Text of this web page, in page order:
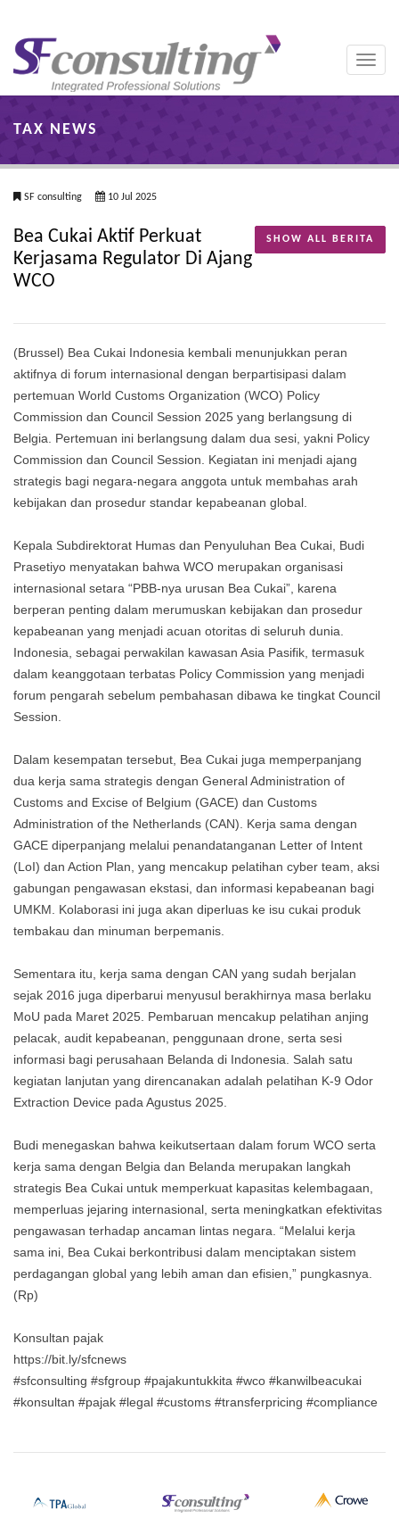
Toggle
TAX NEWS
SF consulting 10 Jul 2025
SHOW ALL BERITA
Bea Cukai Aktif Perkuat
Kerjasama Regulator Di Ajang
WCO
(Brussel) Bea Cukai Indonesia kembali menunjukkan peran
aktifnya di forum internasional dengan berpartisipasi dalam
pertemuan World Customs Organization (WCO) Policy
Commission dan Council Session 2025 yang berlangsung di
Belgia. Pertemuan ini berlangsung dalam dua sesi, yakni Policy
Commission dan Council Session. Kegiatan ini menjadi ajang
strategis bagi negara-negara anggota untuk membahas arah
kebijakan dan prosedur standar kepabeanan global.
Kepala Subdirektorat Humas dan Penyuluhan Bea Cukai, Budi
Prasetiyo menyatakan bahwa WCO merupakan organisasi
internasional setara “PBB-nya urusan Bea Cukai”, karena
berperan penting dalam merumuskan kebijakan dan prosedur
kepabeanan yang menjadi acuan otoritas di seluruh dunia.
Indonesia, sebagai perwakilan kawasan Asia Pasifik, termasuk
dalam keanggotaan terbatas Policy Commission yang menjadi
forum pengarah sebelum pembahasan dibawa ke tingkat Council
Session.
Dalam kesempatan tersebut, Bea Cukai juga memperpanjang
dua kerja sama strategis dengan General Administration of
Customs and Excise of Belgium (GACE) dan Customs
Administration of the Netherlands (CAN). Kerja sama dengan
GACE diperpanjang melalui penandatanganan Letter of Intent
(LoI) dan Action Plan, yang mencakup pelatihan cyber team, aksi
gabungan pengawasan ekstasi, dan informasi kepabeanan bagi
UMKM. Kolaborasi ini juga akan diperluas ke isu cukai produk
tembakau dan minuman berpemanis.
Sementara itu, kerja sama dengan CAN yang sudah berjalan
sejak 2016 juga diperbarui menyusul berakhirnya masa berlaku
MoU pada Maret 2025. Pembaruan mencakup pelatihan anjing
pelacak, audit kepabeanan, penggunaan drone, serta sesi
informasi bagi perusahaan Belanda di Indonesia. Salah satu
kegiatan lanjutan yang direncanakan adalah pelatihan K-9 Odor
Extraction Device pada Agustus 2025.
Budi menegaskan bahwa keikutsertaan dalam forum WCO serta
kerja sama dengan Belgia dan Belanda merupakan langkah
strategis Bea Cukai untuk memperkuat kapasitas kelembagaan,
memperluas jejaring internasional, serta meningkatkan efektivitas
pengawasan terhadap ancaman lintas negara. “Melalui kerja
sama ini, Bea Cukai berkontribusi dalam menciptakan sistem
perdagangan global yang lebih aman dan efisien,” pungkasnya.
(Rp)
Konsultan pajak
https://bit.ly/sfcnews
#sfconsulting #sfgroup #pajakuntukkita #wco #kanwilbeacukai
#konsultan #pajak #legal #customs #transferpricing #compliance